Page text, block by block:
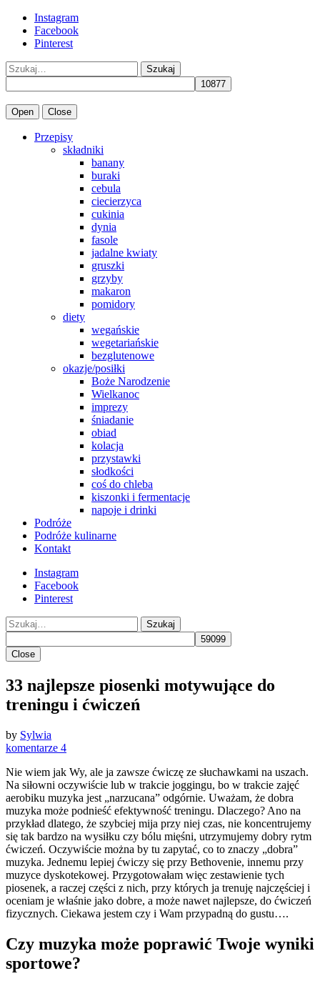
Instagram
Facebook
Pinterest
Szukaj
Open Close
Przepisy
składniki
banany
buraki
cebula
ciecierzyca
cukinia
dynia
fasole
jadalne kwiaty
gruszki
grzyby
makaron
pomidory
diety
wegańskie
wegetariańskie
bezglutenowe
okazje/posiłki
Boże Narodzenie
Wielkanoc
imprezy
śniadanie
obiad
kolacja
przystawki
słodkości
coś do chleba
kiszonki i fermentacje
napoje i drinki
Podróże
Podróże kulinarne
Kontakt
Instagram
Facebook
Pinterest
Szukaj
Close
33 najlepsze piosenki motywujące do
treningu i ćwiczeń
by Sylwia
komentarze 4
Nie wiem jak Wy, ale ja zawsze ćwiczę ze słuchawkami na uszach.
Na siłowni oczywiście lub w trakcie joggingu, bo w trakcie zajęć
aerobiku muzyka jest „narzucana” odgórnie. Uważam, że dobra
muzyka może podnieść efektywność treningu. Dlaczego? Ano na
przykład dlatego, że szybciej mija przy niej czas, nie koncentrujemy
się tak bardzo na wysiłku czy bólu mięśni, utrzymujemy dobry rytm
ćwiczeń. Oczywiście można by tu zapytać, co to znaczy „dobra”
muzyka. Jednemu lepiej ćwiczy się przy Bethovenie, innemu przy
muzyce dyskotekowej. Przygotowałam więc zestawienie tych
piosenek, a raczej części z nich, przy których ja trenuję najczęściej i
oceniam je właśnie jako dobre, a może nawet najlepsze, do ćwiczeń
fizycznych. Ciekawa jestem czy i Wam przypadną do gustu….
Czy muzyka może poprawić Twoje wyniki
sportowe?